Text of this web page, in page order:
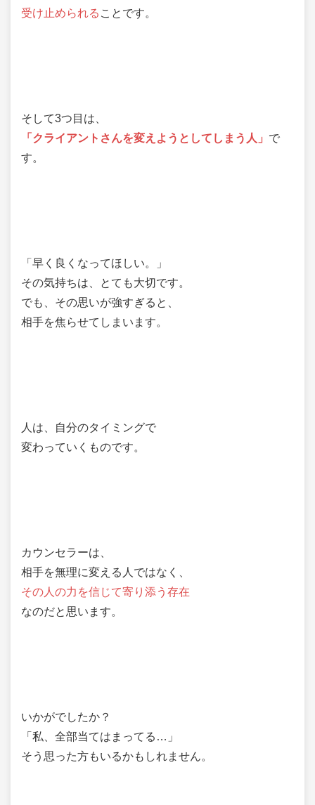
受け止められる ことです。
そして3つ目は、
「クライアントさんを変えようとしてしまう人」 で
す。
「早く良くなってほしい。」
その気持ちは、とても大切です。
でも、その思いが強すぎると、
相手を焦らせてしまいます。
人は、自分のタイミングで
変わっていくものです。
カウンセラーは、
相手を無理に変える人ではなく、
その人の力を信じて寄り添う存在
なのだと思います。
いかがでしたか？
「私、全部当てはまってる…」
そう思った方もいるかもしれません。